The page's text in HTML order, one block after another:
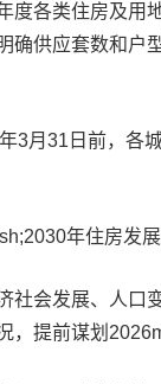
度各类住房及用
确供应套数和户
3月31日前，各
年住房发展
社会发展、人口
，提前谋划